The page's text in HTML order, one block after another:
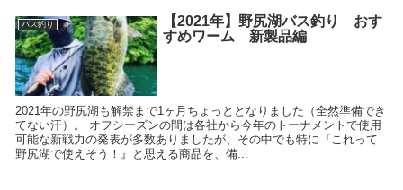
バス釣り
【2021年】野尻湖バス釣り おす
すめワーム 新製品編
2021年の野尻湖も解禁まで1ヶ月ちょっととなりました（全然準備でき
てない汗）。 オフシーズンの間は各社から今年のトーナメントで使用
可能な新戦力の発表が多数ありましたが、その中でも特に『これって
野尻湖で使えそう！』と思える商品を、備...